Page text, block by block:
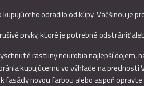
odradilo od kúpy. Väčšinou je
prvky, ktoré je potrebné odstrániť
rastliny neurobia najlepší dojem,
kupujúcemu vo výhľade na prednosti
novou farbou alebo aspoň